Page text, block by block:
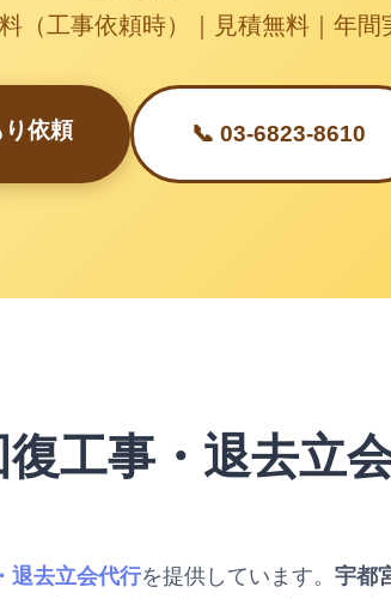
（工事依頼時）｜見積無料｜年間
依頼 📞 03-6823-8610
工事・退去立
退去立会代行を提供しています。 宇都